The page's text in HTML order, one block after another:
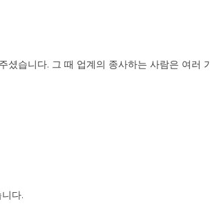
습니다. 그 때 업계의 종사하는 사람은 여러
다.